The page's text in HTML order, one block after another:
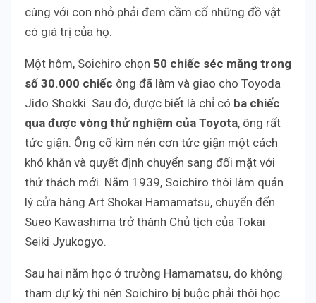
cùng với con nhỏ phải đem cầm cố những đồ vật
có giá trị của họ.
Một hôm, Soichiro chọn 50 chiếc séc măng trong
số 30.000 chiếc ông đã làm và giao cho Toyoda
Jido Shokki. Sau đó, được biết là chỉ có ba chiếc
qua được vòng thử nghiệm của Toyota, ông rất
tức giận. Ông cố kìm nén cơn tức giận một cách
khó khăn và quyết định chuyển sang đối mặt với
thử thách mới. Năm 1939, Soichiro thôi làm quản
lý cửa hàng Art Shokai Hamamatsu, chuyển đến
Sueo Kawashima trở thành Chủ tịch của Tokai
Seiki Jyukogyo.
Sau hai năm học ở trường Hamamatsu, do không
tham dự kỳ thi nên Soichiro bị buộc phải thôi học.